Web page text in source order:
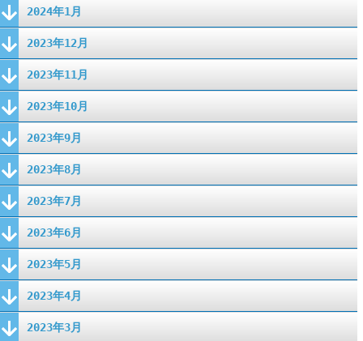
2024年1月
2023年12月
2023年11月
2023年10月
2023年9月
2023年8月
2023年7月
2023年6月
2023年5月
2023年4月
2023年3月